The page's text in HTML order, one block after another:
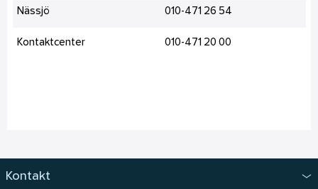
Nässjö 010-471 26 54
Kontaktcenter 010-471 20 00
Kontakt